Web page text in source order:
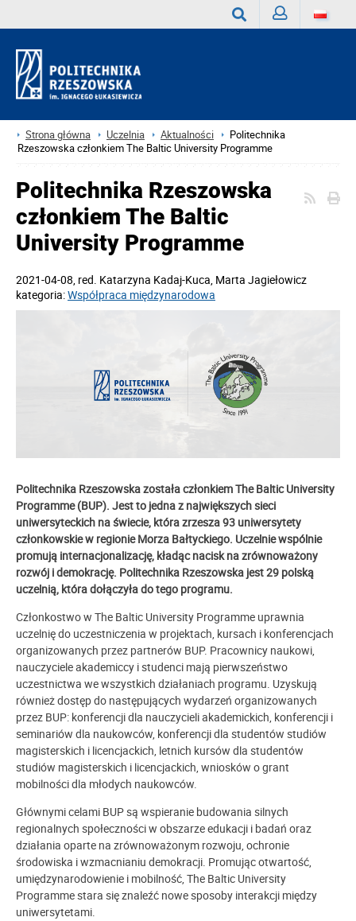
Strona główna Uczelnia Aktualności
Politechnika
Rzeszowska członkiem The Baltic University Programme
Politechnika Rzeszowska
członkiem The Baltic
University Programme
2021-04-08, red. Katarzyna Kadaj-Kuca, Marta Jagiełowicz
kategoria:Współpraca międzynarodowa
Politechnika Rzeszowska została członkiem The Baltic University
Programme (BUP). Jest to jedna z największych sieci
uniwersyteckich na świecie, która zrzesza 93 uniwersytety
członkowskie w regionie Morza Bałtyckiego. Uczelnie wspólnie
promują internacjonalizację, kładąc nacisk na zrównoważony
rozwój i demokrację. Politechnika Rzeszowska jest 29 polską
uczelnią, która dołączyła do tego programu.
Członkostwo w The Baltic University Programme uprawnia
uczelnię do uczestniczenia w projektach, kursach i konferencjach
organizowanych przez partnerów BUP. Pracownicy naukowi,
nauczyciele akademiccy i studenci mają pierwszeństwo
uczestnictwa we wszystkich działaniach programu. Uzyskują
również dostęp do następujących wydarzeń organizowanych
przez BUP: konferencji dla nauczycieli akademickich, konferencji i
seminariów dla naukowców, konferencji dla studentów studiów
magisterskich i licencjackich, letnich kursów dla studentów
studiów magisterskich i licencjackich, wniosków o grant
mobilności dla młodych naukowców.
Głównymi celami BUP są wspieranie budowania silnych
regionalnych społeczności w obszarze edukacji i badań oraz
działania oparte na zrównoważonym rozwoju, ochronie
środowiska i wzmacnianiu demokracji. Promując otwartość,
umiędzynarodowienie i mobilność, The Baltic University
Programme stara się znaleźć nowe sposoby interakcji między
uniwersytetami.